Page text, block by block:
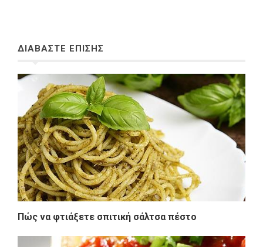
ΔΙΑΒΑΣΤΕ ΕΠΙΣΗΣ
Πώς να φτιάξετε σπιτική σάλτσα πέστο